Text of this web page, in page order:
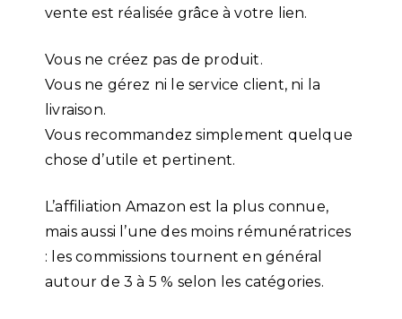
vente est réalisée grâce à votre lien.
Vous ne créez pas de produit.
Vous ne gérez ni le service client, ni la
livraison.
Vous recommandez simplement quelque
chose d’utile et pertinent.
L’affiliation Amazon est la plus connue,
mais aussi l’une des moins rémunératrices
: les commissions tournent en général
autour de 3 à 5 % selon les catégories.